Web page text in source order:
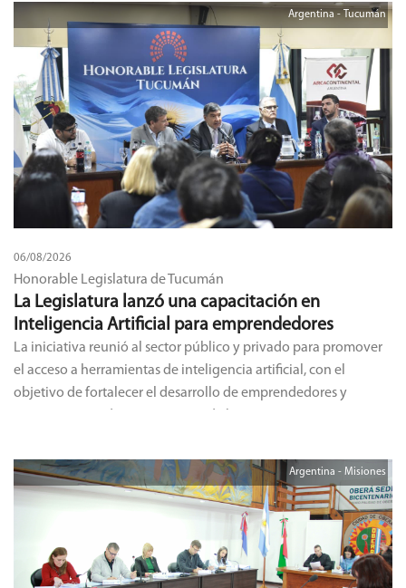
06/08/2026
Honorable Legislatura de Tucumán
Argentina - Tucumán
La Legislatura lanzó una capacitación en
Inteligencia Artificial para emprendedores
La iniciativa reunió al sector público y privado para promover
el acceso a herramientas de inteligencia artificial, con el
objetivo de fortalecer el desarrollo de emprendedores y
Argentina - Misiones